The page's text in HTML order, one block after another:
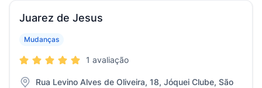
Juarez de Jesus
Mudanças
1 avaliação
Rua Levino Alves de Oliveira, 18, Jóquei Clube, São